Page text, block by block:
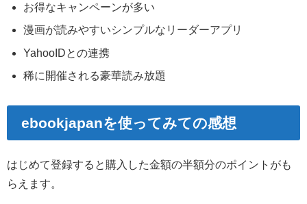
お得なキャンペーンが多い
漫画が読みやすいシンプルなリーダーアプリ
YahooIDとの連携
稀に開催される豪華読み放題
ebookjapanを使ってみての感想
はじめて登録すると購入した金額の半額分のポイントがも
らえます。